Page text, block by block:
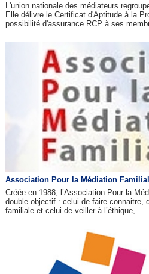
L'union nationale des médiateurs
Elle délivre le Certificat d'Aptitude à la
possibilité d'assurance RCP à ses
Association Pour la Médiation
Créée en 1988, l’Association Pour la
double objectif : celui de faire connaitre,
familiale et celui de veiller à l’éthique,...